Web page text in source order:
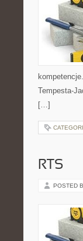
Tempesta-
[…]
RTS
POSTED